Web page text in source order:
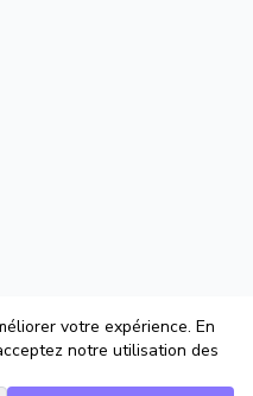
votre expérience. En
notre utilisation des